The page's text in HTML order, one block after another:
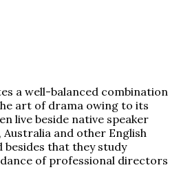
a well-balanced combination
art of drama owing to its
live beside native speaker
and other English
besides that they study
of professional directors